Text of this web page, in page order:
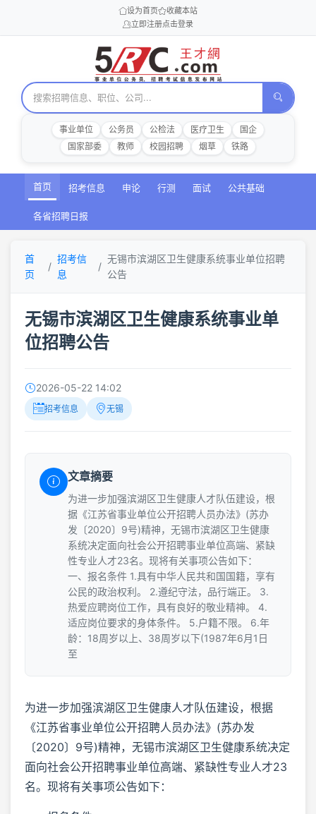
设为首页
收藏本站
立即注册点击登录
事业单位 公务员 公检法 医疗卫生
国企
国家部委
教师 校园招聘 烟草 铁路
首页 招考信息 申论 行测 面试 公共基础
各省招聘日报
首
页
招考信
息
无锡市滨湖区卫生健康系统事业单位招聘
公告
无锡市滨湖区卫生健康系统事业单
位招聘公告
2026-05-22 14:02
招考信息 无锡
文章摘要
为进一步加强滨湖区卫生健康人才队伍建设，根
据《江苏省事业单位公开招聘人员办法》(苏办
发〔2020〕9号)精神，无锡市滨湖区卫生健康
系统决定面向社会公开招聘事业单位高端、紧缺
性专业人才23名。现将有关事项公告如下：
一、报名条件 1.具有中华人民共和国国籍，享有
公民的政治权利。 2.遵纪守法，品行端正。 3.
热爱应聘岗位工作，具有良好的敬业精神。 4.
适应岗位要求的身体条件。 5.户籍不限。 6.年
龄：18周岁以上、38周岁以下(1987年6月1日
至
为进一步加强滨湖区卫生健康人才队伍建设，根据
《江苏省事业单位公开招聘人员办法》(苏办发
〔2020〕9号)精神，无锡市滨湖区卫生健康系统决定
面向社会公开招聘事业单位高端、紧缺性专业人才23
名。现将有关事项公告如下：